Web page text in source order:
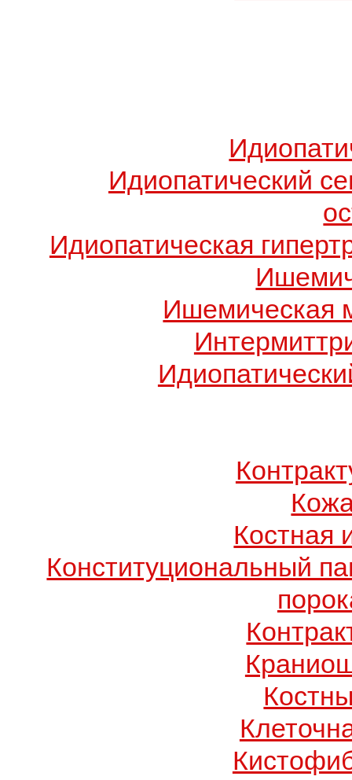
Идиопатический
Идиопатическая
Ишемическая
Костная
Конституциональный